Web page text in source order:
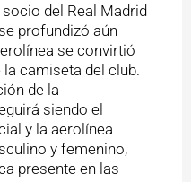
del Real Madrid
profundizó aún
se convirtió
camiseta del club.
de la
siendo el
y la aerolínea
y femenino,
presente en las